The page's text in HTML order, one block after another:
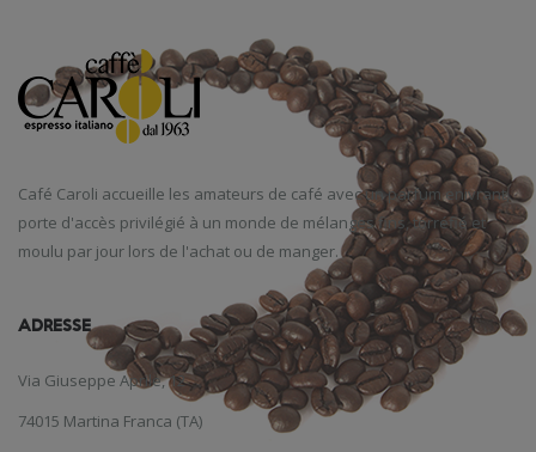
Café Caroli accueille les amateurs de café avec un parfum enivrant,
porte d'accès privilégié à un monde de mélanges fins torréfié et
moulu par jour lors de l'achat ou de manger.
ADRESSE
Via Giuseppe Aprile, 12
74015 Martina Franca (TA)